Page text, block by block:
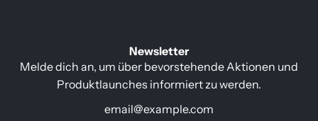
Newsletter
Melde dich an, um über bevorstehende Aktionen und
Produktlaunches informiert zu werden.